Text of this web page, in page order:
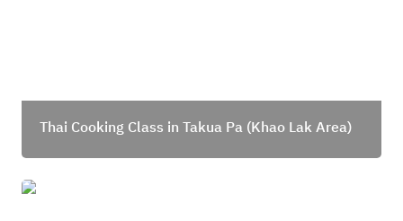
Thai Cooking Class in Takua Pa (Khao Lak Area)
แลนด์บริดจ์: สะพานเชื่อมเศรษฐกิจ ที่อาจจะต้องแลก